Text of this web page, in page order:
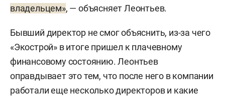
владельцем», — объясняет Леонтьев.
Бывший директор не смог объяснить, из-за чего
«Экострой» в итоге пришел к плачевному
финансовому состоянию. Леонтьев
оправдывает это тем, что после него в компании
работали еще несколько директоров и какие